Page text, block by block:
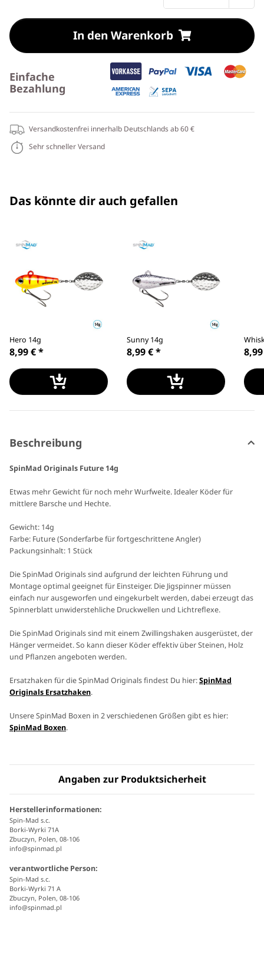
In den Warenkorb
Einfache
Bezahlung
Versandkostenfrei innerhalb Deutschlands ab 60 €
Sehr schneller Versand
Das könnte dir auch gefallen
Hero 14g
8,99 €*
Sunny 14g
8,99 €*
Beschreibung
SpinMad Originals Future 14g
Etwas mehr Gewicht für noch mehr Wurfweite. Idealer Köder für
mittlere Barsche und Hechte.
Gewicht: 14g
Farbe: Future (Sonderfarbe für fortgeschrittene Angler)
Packungsinhalt: 1 Stück
Die SpinMad Originals sind aufgrund der leichten Führung und
Montage optimal geeignet für Einsteiger. Die Jigspinner müssen
einfach nur ausgeworfen und eingekurbelt werden, dabei erzeugt das
Spinnerblatt unwiderstehliche Druckwellen und Lichtreflexe.
Die SpinMad Originals sind mit einem Zwillingshaken ausgerüstet, der
Hänger vermeidet. So kann dieser Köder effektiv über Steinen, Holz
und Pflanzen angeboten werden.
Ersatzhaken für die SpinMad Originals findest Du hier:SpinMad
Originals Ersatzhaken.
Unsere SpinMad Boxen in 2 verschiedenen Größen gibt es hier:
SpinMad Boxen.
Angaben zur Produktsicherheit
Herstellerinformationen:
Spin-Mad s.c.
Borki-Wyrki 71A
Zbuczyn, Polen, 08-106
info@spinmad.pl
verantwortliche Person:
Spin-Mad s.c.
Borki-Wyrki 71 A
Zbuczyn, Polen, 08-106
info@spinmad.pl